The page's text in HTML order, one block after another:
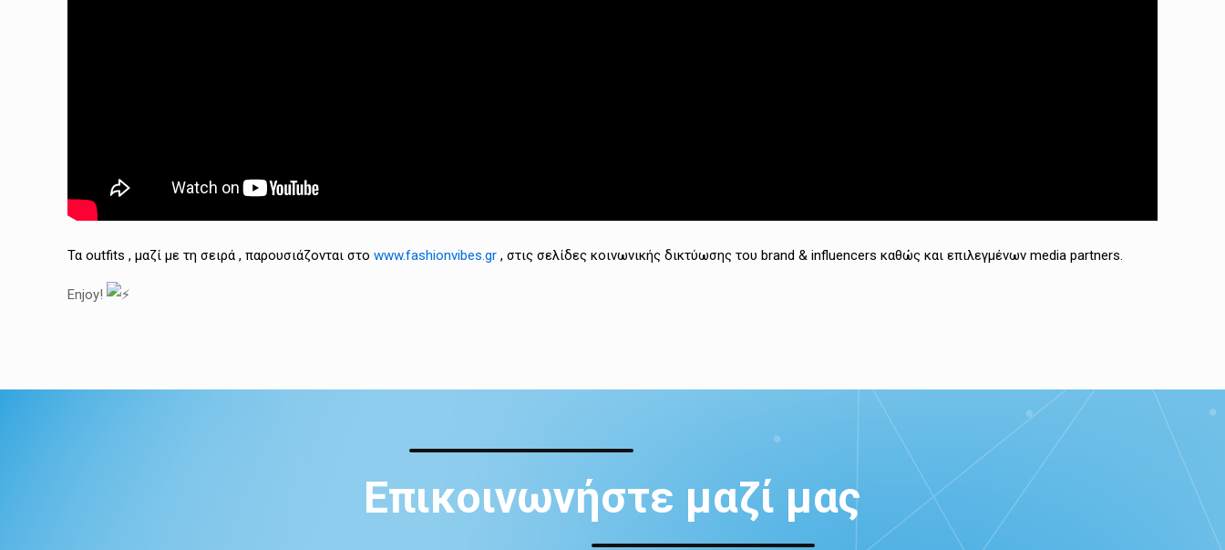
Τα outfits , μαζί με τη σειρά , παρουσιάζονται στοwww.fashionvibes.gr , στις σελίδες κοινωνικής δικτύωσης του brand & influencers καθώς και επιλεγμένων media partners.
Enjoy!
Επικοινωνήστε μαζί μας